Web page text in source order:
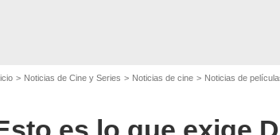
Noticias de Cine y Series Noticias de cine Noticias de